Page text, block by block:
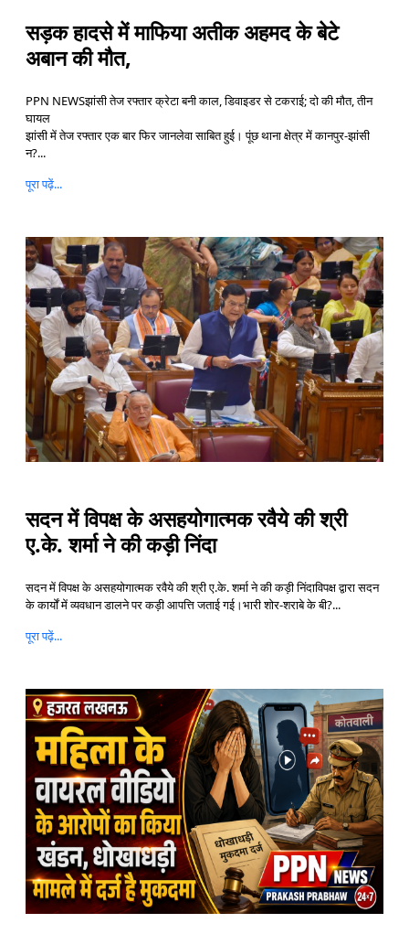
सड़क हादसे में माफिया अतीक अहमद के बेटे
अबान की मौत,
PPN NEWSझांसी तेज रफ्तार क्रेटा बनी काल, डिवाइडर से टकराई; दो की मौत, तीन
घायल
झांसी में तेज रफ्तार एक बार फिर जानलेवा साबित हुई। पूंछ थाना क्षेत्र में कानपुर-झांसी
न?...
पूरा पढ़ें...
सदन में विपक्ष के असहयोगात्मक रवैये की श्री
ए.के. शर्मा ने की कड़ी निंदा
सदन में विपक्ष के असहयोगात्मक रवैये की श्री ए.के. शर्मा ने की कड़ी निंदा​विपक्ष द्वारा सदन
के कार्यों में व्यवधान डालने पर कड़ी आपत्ति जताई गई।भारी शोर-शराबे के बी?...
पूरा पढ़ें...